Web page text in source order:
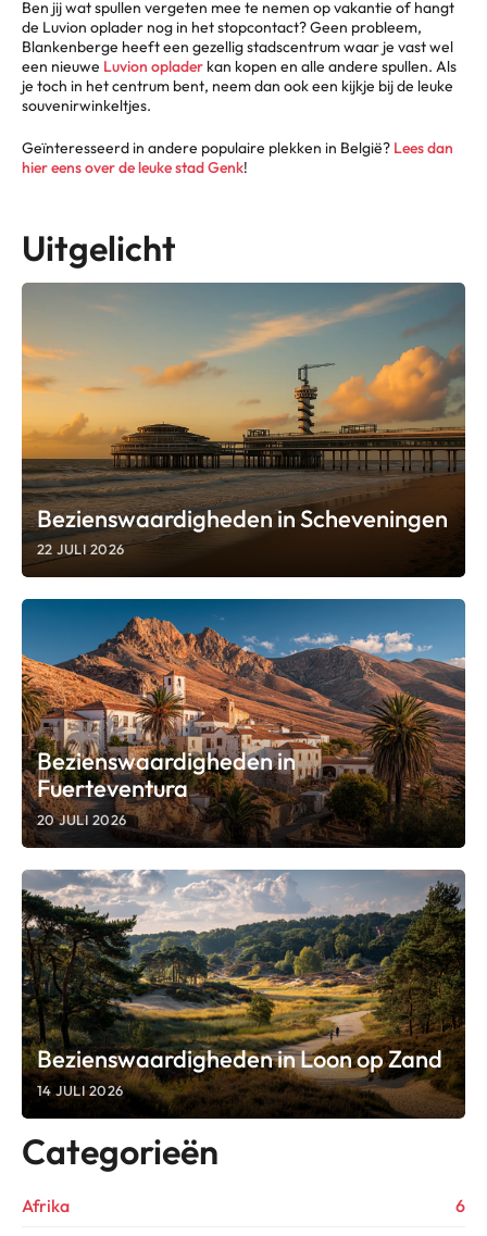
Ben jij wat spullen vergeten mee te nemen op vakantie of hangt
de Luvion oplader nog in het stopcontact? Geen probleem,
Blankenberge heeft een gezellig stadscentrum waar je vast wel
een nieuwe Luvion oplader kan kopen en alle andere spullen. Als
je toch in het centrum bent, neem dan ook een kijkje bij de leuke
souvenirwinkeltjes.
Geïnteresseerd in andere populaire plekken in België? Lees dan
hier eens over de leuke stad Genk!
Uitgelicht
Bezienswaardigheden in Scheveningen
22 JULI 2026
Bezienswaardigheden in
Fuerteventura
20 JULI 2026
Bezienswaardigheden in Loon op Zand
14 JULI 2026
Categorieën
Afrika
6